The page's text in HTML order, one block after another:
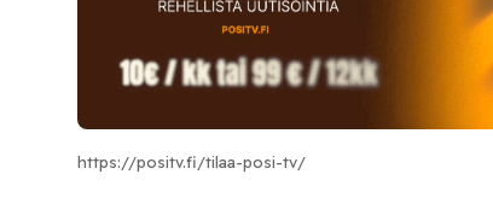
https://positv.fi/tilaa-posi-tv/